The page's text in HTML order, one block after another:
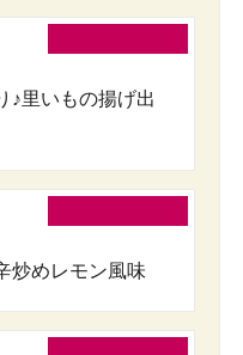
♪里いもの揚げ出
炒めレモン風味